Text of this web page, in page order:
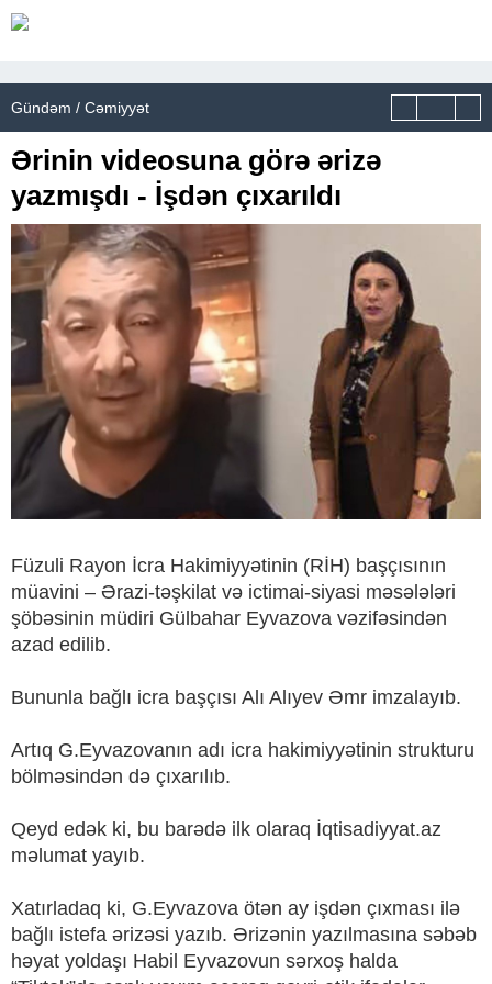
Gündəm / Cəmiyyət
Ərinin videosuna görə ərizə
yazmışdı - İşdən çıxarıldı
Füzuli Rayon İcra Hakimiyyətinin (RİH) başçısının
müavini – Ərazi-təşkilat və ictimai-siyasi məsələləri
şöbəsinin müdiri Gülbahar Eyvazova vəzifəsindən
azad edilib.
Bununla bağlı icra başçısı Alı Alıyev Əmr imzalayıb.
Artıq G.Eyvazovanın adı icra hakimiyyətinin strukturu
bölməsindən də çıxarılıb.
Qeyd edək ki, bu barədə ilk olaraq İqtisadiyyat.az
məlumat yayıb.
Xatırladaq ki, G.Eyvazova ötən ay işdən çıxması ilə
bağlı istefa ərizəsi yazıb. Ərizənin yazılmasına səbəb
həyat yoldaşı Habil Eyvazovun sərxoş halda